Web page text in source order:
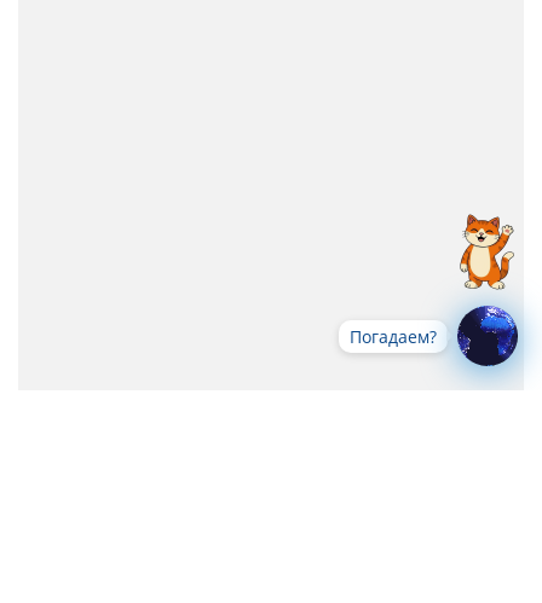
Погадаем?